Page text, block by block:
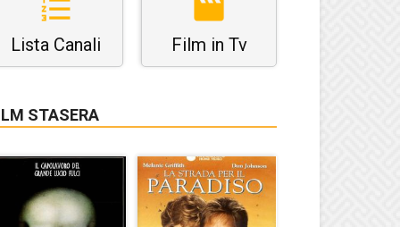
Lista Canali Film in Tv
STASERA